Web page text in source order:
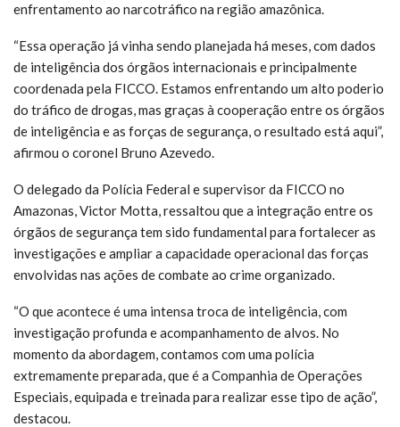
enfrentamento ao narcotráfico na região amazônica.
“Essa operação já vinha sendo planejada há meses, com dados
de inteligência dos órgãos internacionais e principalmente
coordenada pela FICCO. Estamos enfrentando um alto poderio
do tráfico de drogas, mas graças à cooperação entre os órgãos
de inteligência e as forças de segurança, o resultado está aqui”,
afirmou o coronel Bruno Azevedo.
O delegado da Polícia Federal e supervisor da FICCO no
Amazonas, Victor Motta, ressaltou que a integração entre os
órgãos de segurança tem sido fundamental para fortalecer as
investigações e ampliar a capacidade operacional das forças
envolvidas nas ações de combate ao crime organizado.
“O que acontece é uma intensa troca de inteligência, com
investigação profunda e acompanhamento de alvos. No
momento da abordagem, contamos com uma polícia
extremamente preparada, que é a Companhia de Operações
Especiais, equipada e treinada para realizar esse tipo de ação”,
destacou.